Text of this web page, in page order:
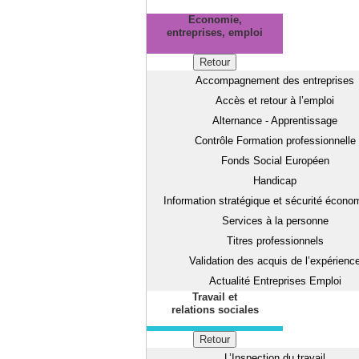
Economie,
entreprises, emploi
Retour
Accompagnement des entreprises
Accès et retour à l’emploi
Alternance - Apprentissage
Contrôle Formation professionnelle
Fonds Social Européen
Handicap
Information stratégique et sécurité
Services à la personne
Titres professionnels
Validation des acquis de
Actualité Entreprises Emploi
Travail et
relations sociales
Retour